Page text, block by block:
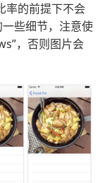
率的前提下不会
些细节，注意使
，否则图片会